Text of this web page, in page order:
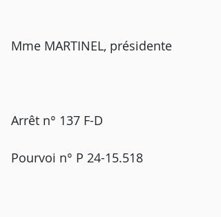
Mme MARTINEL, présidente
Arrêt n° 137 F-D
Pourvoi n° P 24-15.518